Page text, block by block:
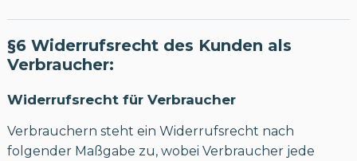
§6 Widerrufsrecht des Kunden als
Verbraucher:
Widerrufsrecht für Verbraucher
Verbrauchern steht ein Widerrufsrecht nach
folgender Maßgabe zu, wobei Verbraucher jede